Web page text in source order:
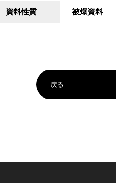
資料性質 被爆資料
戻る